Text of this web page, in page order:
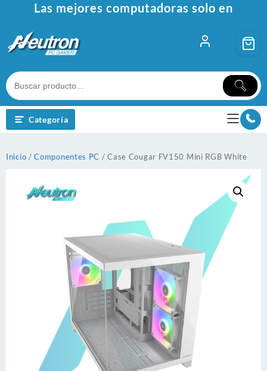
contenido
Las mejores computadoras solo en
Categoría
Inicio /Componentes PC / Case Cougar FV150 Mini RGB White